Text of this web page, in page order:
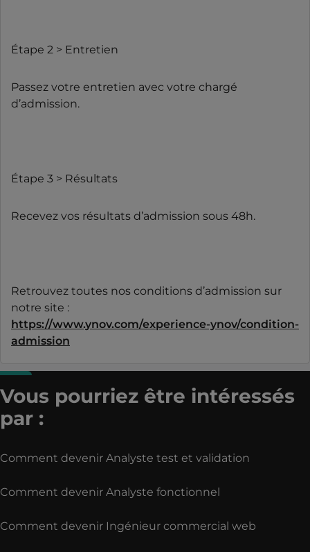
Étape 2 > Entretien
Passez votre entretien avec votre chargé
d’admission.
Étape 3 > Résultats
Recevez vos résultats d’admission sous 48h.
Retrouvez toutes nos conditions d’admission sur
notre site :
https://www.ynov.com/experience-ynov/condition-
admission
Vous pourriez être intéressés
par :
Comment devenir Analyste test et validation
Comment devenir Analyste fonctionnel
Comment devenir Ingénieur commercial web